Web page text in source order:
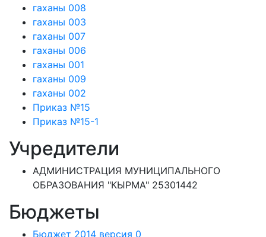
гаханы 008
гаханы 003
гаханы 007
гаханы 006
гаханы 001
гаханы 009
гаханы 002
Приказ №15
Приказ №15-1
Учредители
АДМИНИСТРАЦИЯ МУНИЦИПАЛЬНОГО
ОБРАЗОВАНИЯ "КЫРМА" 25301442
Бюджеты
Бюджет 2014 версия 0